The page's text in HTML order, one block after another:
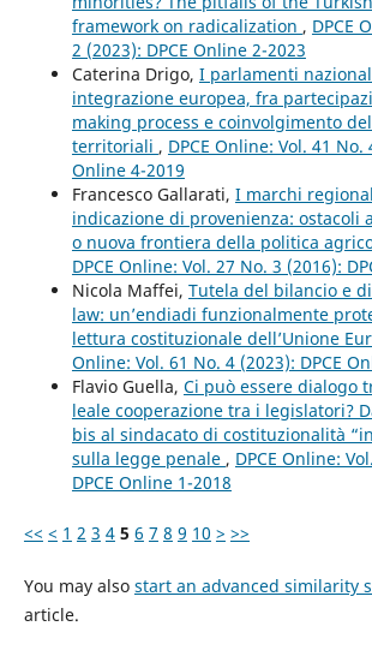
framework on radicalization , DPCE
2 (2023): DPCE Online 2-2023
Caterina Drigo, I parlamenti
integrazione europea, fra
making process e coinvolgimento
territoriali , DPCE Online: Vol. 41 No.
Online 4-2019
Francesco Gallarati, I marchi
indicazione di provenienza: ostacoli
o nuova frontiera della politica
DPCE Online: Vol. 27 No. 3 (2016):
Nicola Maffei, Tutela del bilancio e
law: un’endiadi funzionalmente
lettura costituzionale dell’Unione
Online: Vol. 61 No. 4 (2023): DPCE
Flavio Guella, Ci può essere dialogo
leale cooperazione tra i legislatori?
bis al sindacato di costituzionalità
sulla legge penale , DPCE Online:
DPCE Online 1-2018
<< < 1 2 3 4 5 6 7 8 9 10 > >>
You may also start an advanced similarity
article.